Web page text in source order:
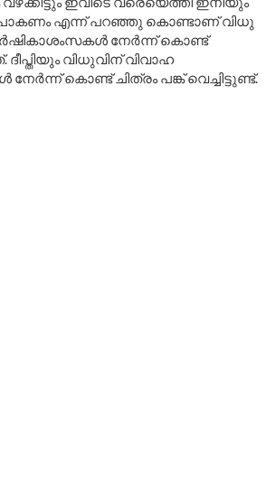
എന്ന് പറഞ്ഞു കൊണ്ടാണ് വിധു
നേർന്ന് കൊണ്ട്
ദീപ്തിയും വിധുവിന് വിവാഹ
കൊണ്ട് ചിത്രം പങ്ക് വെച്ചിട്ടുണ്ട്.